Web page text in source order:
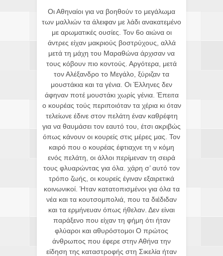
Οι Αθηναίοι για να βοηθούν το μεγάλωμα
των μαλλιών τα άλειφαν με λάδι ανακατεμένο
με αρωματικές ουσίες. Τον 6ο αιώνα οι
άντρες είχαν μακριούς βοστρύχους, αλλά
μετά τη μάχη του Μαραθώνα άρχισαν να
τους κόβουν πιο κοντούς. Αργότερα, μετά
τον Αλέξανδρο το Μεγάλο, ξύριζαν τα
μουστάκια και τα γένια. Οι Έλληνες δεν
άφηναν ποτέ μουστάκι χωρίς γένια. Έπειτα
ο κουρέας τούς περιποιόταν τα χέρια κι όταν
τελείωνε έδινε στον πελάτη έναν καθρέφτη
για να θαυμάσει τον εαυτό του, έτσι ακριβώς
όπως κάνουν οι κουρείς στις μέρες μας. Τον
καιρό που ο κουρέας έφτιαχνε τη ν κόμη
ενός πελάτη, οι άλλοι περίμεναν τη σειρά
τους φλυαρώντας για όλα. χάρη σ’ αυτό τον
τρόπο ζωής, οι κουρείς έγιναν εξαιρετικά
κοινωνικοί. Ήταν κατατοπισμένοι για όλα τα
νέα και τα κουτσομπολιά, που τα διέδιδαν
και τα ερμήνευαν όπως ήθελαν. Δεν είναι
παράξενο που είχαν τη φήμη ότι ήταν
φλύαροι και αθυρόστομοι Ο πρώτος
άνθρωπος που έφερε στην Αθήνα την
είδηση της καταστροφής στη Σικελία ήταν